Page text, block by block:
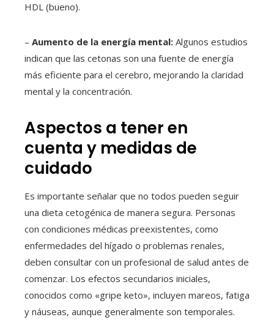
HDL (bueno).
– Aumento de la energía mental: Algunos estudios
indican que las cetonas son una fuente de energía
más eficiente para el cerebro, mejorando la claridad
mental y la concentración.
Aspectos a tener en
cuenta y medidas de
cuidado
Es importante señalar que no todos pueden seguir
una dieta cetogénica de manera segura. Personas
con condiciones médicas preexistentes, como
enfermedades del hígado o problemas renales,
deben consultar con un profesional de salud antes de
comenzar. Los efectos secundarios iniciales,
conocidos como «gripe keto», incluyen mareos, fatiga
y náuseas, aunque generalmente son temporales.